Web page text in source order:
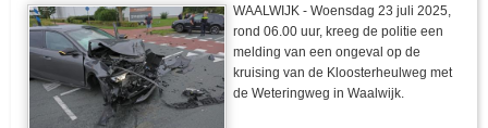
WAALWIJK - Woensdag 23 juli 2025,
rond 06.00 uur, kreeg de politie een
melding van een ongeval op de
kruising van de Kloosterheulweg met
de Weteringweg in Waalwijk.